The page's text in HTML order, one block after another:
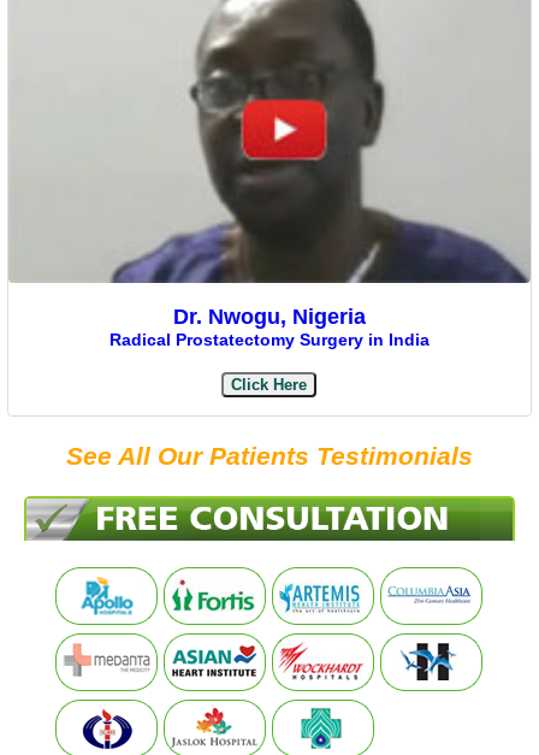
Dr. Nwogu, Nigeria
Radical Prostatectomy Surgery in India
Click Here
See All Our Patients Testimonials